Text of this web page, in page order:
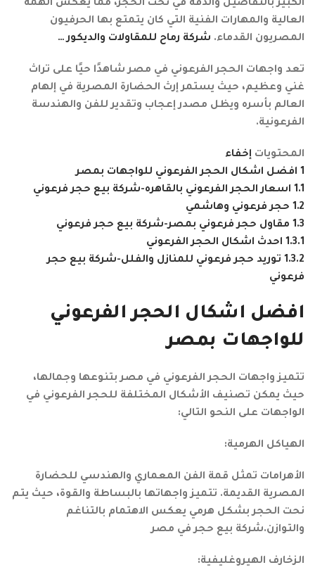
الكبير بالتفاصيل والدقة في نحت الحجر، مما يعكس الهمة
العالية والمهارات الفنية التي كان يتمتع بها الحرفيون
المصريون القدماء. شركة رماح للمقاولات والديكور …
تعد واجهات الحجر الفرعوني في مصر شاهدًا حيًا على تراث
غني وعظيم، حيث يستمر إرث الحضارة المصرية في إلهام
العالم بأسره ويظل مصدر إعجاب وتقدير للفن والهندسة
الفرعونية.
المحتويات إخفاء
1 افضل اشكال الحجر الفرعوني للواجهات بمصر
1.1 اسعار الحجر الفرعوني بالقاهره-شركة بيع حجر فرعوني
1.2 حجر فرعوني وهاشمي
1.3 مقاول حجر فرعوني بمصر-شركة بيع حجر فرعوني
1.3.1 احدث اشكال الحجر الفرعوني
1.3.2 توريد حجر فرعوني للمنازل والفلل-شركة بيع حجر
فرعوني
افضل اشكال الحجر الفرعوني
للواجهات بمصر
تتميز واجهات الحجر الفرعوني في مصر بتنوعها وجمالها،
حيث يمكن تصنيف الأشكال المختلفة للحجر الفرعوني في
الواجهات على النحو التالي:
الهياكل الهرمية:
الأهرامات تمثل قمة الفن المعماري والهندسي للحضارة
المصرية القديمة. تتميز واجهاتها بالبساطة والقوة، حيث يتم
نحت الحجر بشكل هرمي يعكس الاهتمام بالتناغم
والتوازن.شركة بيع حجر في مصر
الزخارف الهيروغليفية: